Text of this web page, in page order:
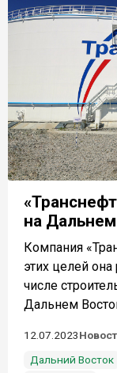
на
Компания
этих целей
числе
Дальнем
12.07.2023
Дальний Восток